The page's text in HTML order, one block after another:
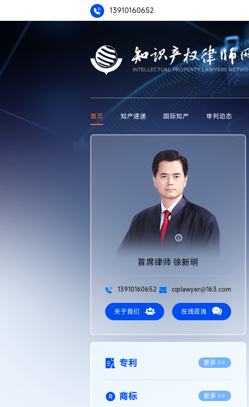
13910160652
首页 知产速递 国际知产 审判动态
首席律师 徐新明
13910160652 ciplawyer@163.com
关于我们 在线咨询
专利 更多 >>
商标 更多 >>